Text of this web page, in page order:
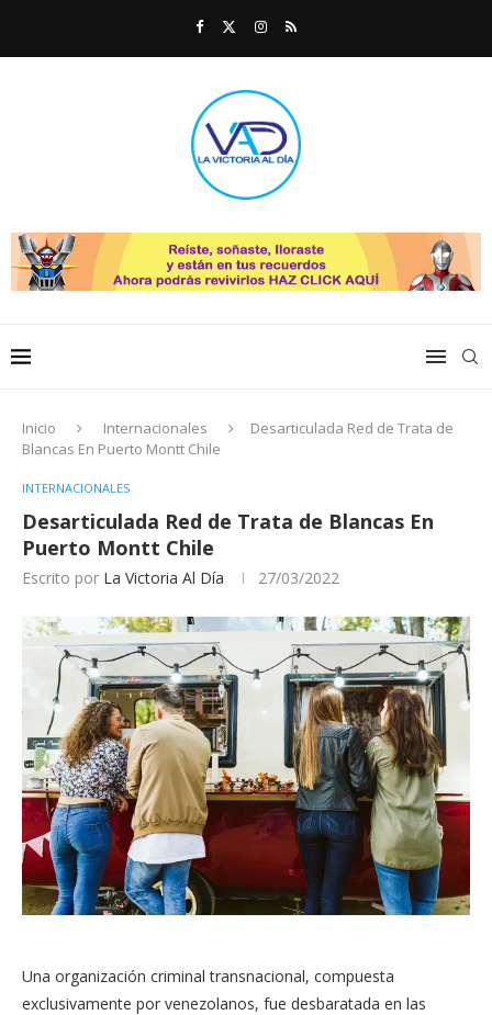
Inicio Internacionales
Desarticulada Red de Trata de
Blancas En Puerto Montt Chile
INTERNACIONALES
Desarticulada Red de Trata de Blancas En
Puerto Montt Chile
Escrito por La Victoria Al Día 27/03/2022
Una organización criminal transnacional, compuesta
exclusivamente por venezolanos, fue desbaratada en las